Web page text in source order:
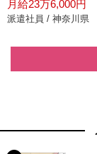
月給23万6,000円
派遣社員 / 神奈川県